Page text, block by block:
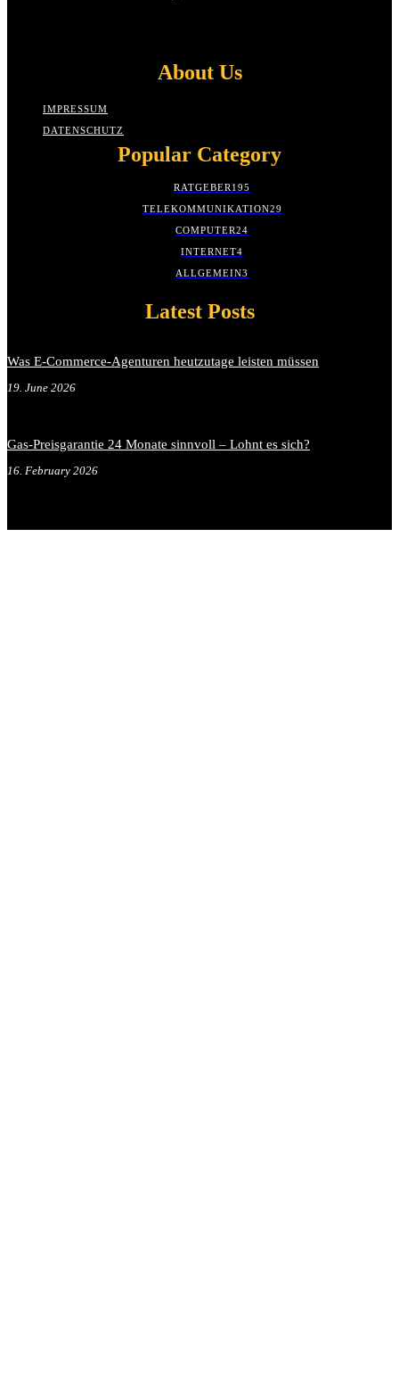
About Us
IMPRESSUM
DATENSCHUTZ
Popular Category
RATGEBER 195
TELEKOMMUNIKATION29
COMPUTER24
INTERNET4
ALLGEMEIN3
Latest Posts
Was E-Commerce-Agenturen heutzutage leisten müssen
19. June 2026
Gas-Preisgarantie 24 Monate sinnvoll – Lohnt es sich?
16. February 2026